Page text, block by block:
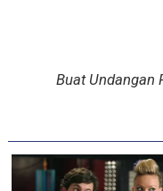
Buat Undangan